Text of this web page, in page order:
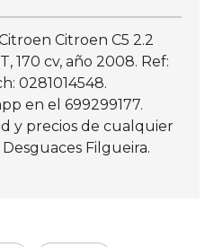
Citroen C5 2.2
170 cv, año 2008. Ref:
0281014548.
en el 699299177.
y precios de cualquier
Filgueira.